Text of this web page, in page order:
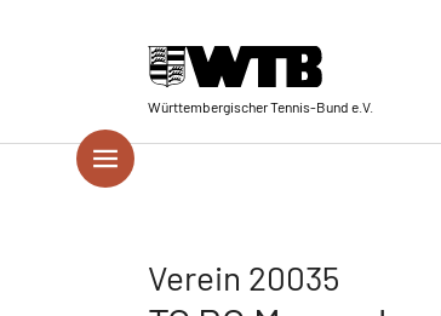
Württembergischer Tennis-Bund e.V.
Verein 20035